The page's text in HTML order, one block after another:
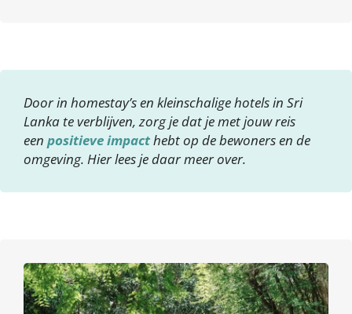
Door in homestay’s en kleinschalige hotels in Sri
Lanka te verblijven, zorg je dat je met jouw reis
een positieve impacthebt op de bewoners en de
omgeving. Hier lees je daar meer over.